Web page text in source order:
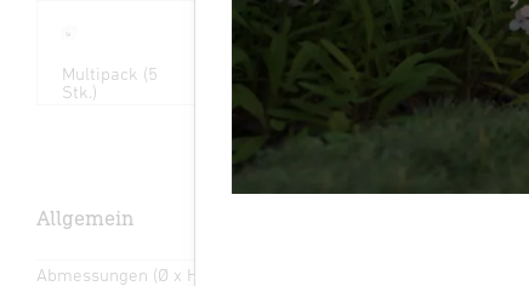
x
Multipack (5
Stk.)
36 Jahre (Ø 4,5
Std / Tag)
Einstellungen
via App
Allgemein
Abmessungen (Ø x H)